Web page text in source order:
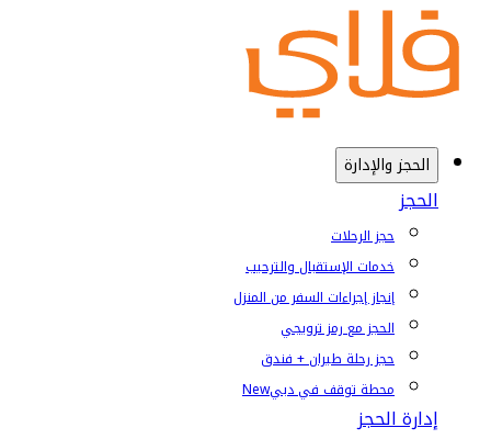
الحجز والإدارة
الحجز
حجز الرحلات
خدمات الإستقبال والترحيب
إنجاز إجراءات السفر من المنزل
الحجز مع رمز ترويجي
حجز رحلة طيران + فندق
محطة توقف في دبيNew
إدارة الحجز